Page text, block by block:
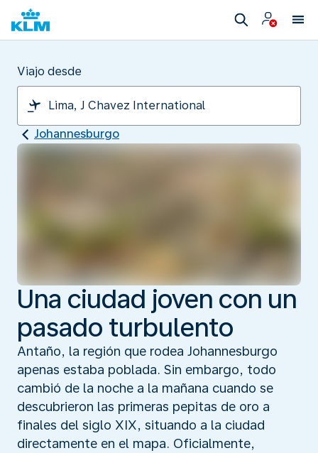
Viajo desde
Johannesburgo
Una ciudad joven con un
pasado turbulento
Antaño, la región que rodea Johannesburgo
apenas estaba poblada. Sin embargo, todo
cambió de la noche a la mañana cuando se
descubrieron las primeras pepitas de oro a
finales del siglo XIX, situando a la ciudad
directamente en el mapa. Oficialmente,